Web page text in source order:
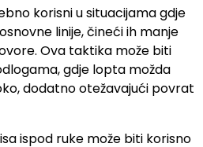
korisni u situacijama gdje
linije, čineći ih manje
Ova taktika može biti
gdje lopta možda
dodatno otežavajući povrat
ispod ruke može biti korisno